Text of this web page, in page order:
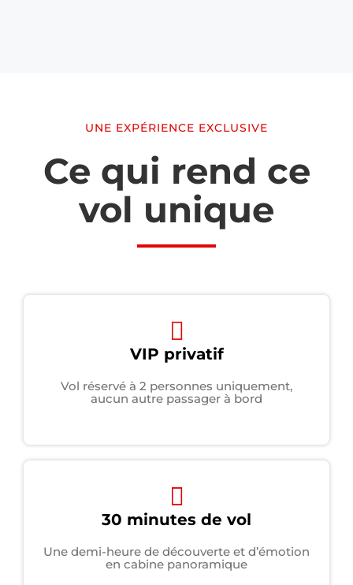
UNE EXPÉRIENCE EXCLUSIVE
Ce qui rend ce
vol unique
VIP privatif
Vol réservé à 2 personnes uniquement,
aucun autre passager à bord
30 minutes de vol
Une demi-heure de découverte et d’émotion
en cabine panoramique